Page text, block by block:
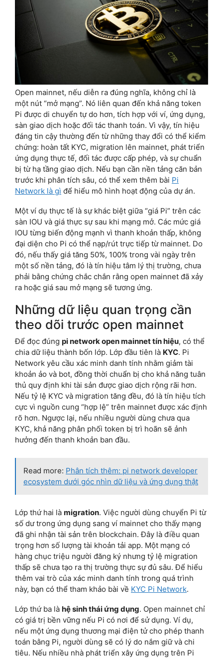
Open mainnet, nếu diễn ra đúng nghĩa, không chỉ là
một nút “mở mạng”. Nó liên quan đến khả năng token
Pi được di chuyển tự do hơn, tích hợp với ví, ứng dụng,
sàn giao dịch hoặc đối tác thanh toán. Vì vậy, tín hiệu
đáng tin cậy thường đến từ những thay đổi có thể kiểm
chứng: hoàn tất KYC, migration lên mainnet, phát triển
ứng dụng thực tế, đối tác được cấp phép, và sự chuẩn
bị từ hạ tầng giao dịch. Nếu bạn cần nền tảng căn bản
trước khi phân tích sâu, có thể xem thêm bài Pi
Network là gì để hiểu mô hình hoạt động của dự án.
Một ví dụ thực tế là sự khác biệt giữa “giá Pi” trên các
sàn IOU và giá thực sự sau khi mạng mở. Các mức giá
IOU từng biến động mạnh vì thanh khoản thấp, không
đại diện cho Pi có thể nạp/rút trực tiếp từ mainnet. Do
đó, nếu thấy giá tăng 50%, 100% trong vài ngày trên
một số nền tảng, đó là tín hiệu tâm lý thị trường, chưa
phải bằng chứng chắc chắn rằng open mainnet đã xảy
ra hoặc giá sau mở mạng sẽ tương ứng.
Những dữ liệu quan trọng cần
theo dõi trước open mainnet
Để đọc đúng pi network open mainnet tín hiệu, có thể
chia dữ liệu thành bốn lớp. Lớp đầu tiên là KYC. Pi
Network yêu cầu xác minh danh tính nhằm giảm tài
khoản ảo và bot, đồng thời chuẩn bị cho khả năng tuân
thủ quy định khi tài sản được giao dịch rộng rãi hơn.
Nếu tỷ lệ KYC và migration tăng đều, đó là tín hiệu tích
cực vì nguồn cung “hợp lệ” trên mainnet được xác định
rõ hơn. Ngược lại, nếu nhiều người dùng chưa qua
KYC, khả năng phân phối token bị trì hoãn sẽ ảnh
hưởng đến thanh khoản ban đầu.
Read more: Phân tích thêm: pi network developer
ecosystem dưới góc nhìn dữ liệu và ứng dụng thật
Lớp thứ hai là migration. Việc người dùng chuyển Pi từ
số dư trong ứng dụng sang ví mainnet cho thấy mạng
đã ghi nhận tài sản trên blockchain. Đây là điều quan
trọng hơn số lượng tài khoản tải app. Một mạng có
hàng chục triệu người đăng ký nhưng tỷ lệ migration
thấp sẽ chưa tạo ra thị trường thực sự đủ sâu. Để hiểu
thêm vai trò của xác minh danh tính trong quá trình
này, bạn có thể tham khảo bài về KYC Pi Network.
Lớp thứ ba là hệ sinh thái ứng dụng. Open mainnet chỉ
có giá trị bền vững nếu Pi có nơi để sử dụng. Ví dụ,
nếu một ứng dụng thương mại điện tử cho phép thanh
toán bằng Pi, người dùng sẽ có lý do nắm giữ và chi
tiêu. Nếu nhiều nhà phát triển xây ứng dụng trên Pi